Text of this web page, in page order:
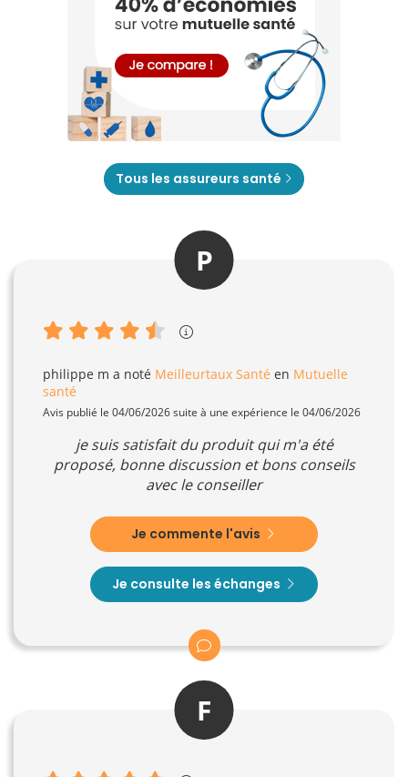
Tous les assureurs santé
P
philippe m a noté Meilleurtaux Santé en Mutuelle
santé
Avis publié le 04/06/2026 suite à une expérience le 04/06/2026
je suis satisfait du produit qui m'a été
proposé, bonne discussion et bons conseils
avec le conseiller
Je commente l'avis
Je consulte les échanges
F